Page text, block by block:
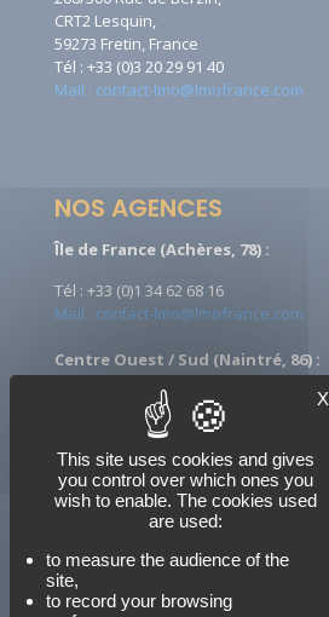
CRT2 Lesquin,
59273 Fretin, France
Tél : +33 (0)3 20 29 91 40
Mail : contact-lmo@lmofrance.com
NOS AGENCES
Île de France (Achères, 78) :
Tél : +33 (0)1 34 62 68 16
Mail : contact-lmo@lmofrance.com
Centre Ouest / Sud (Naintré, 86) :
Tél : +33 (0)5 49 90 08 09
Mail : ccontact-lmo@lmofrance.com
NOUS SUIVRE
X
This site uses cookies and gives
you control over which ones you
wish to enable. The cookies used
are used:
to measure the audience of the
site,
to record your browsing